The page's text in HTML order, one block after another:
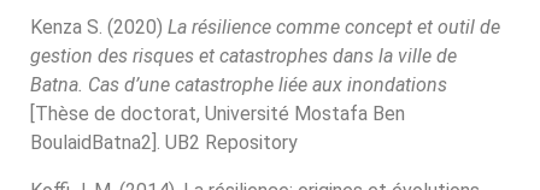
Kenza S. (2020) La résilience comme concept et outil de
gestion des risques et catastrophes dans la ville de
Batna. Cas d’une catastrophe liée aux inondations
[Thèse de doctorat, Université Mostafa Ben
BoulaidBatna2]. UB2 Repository